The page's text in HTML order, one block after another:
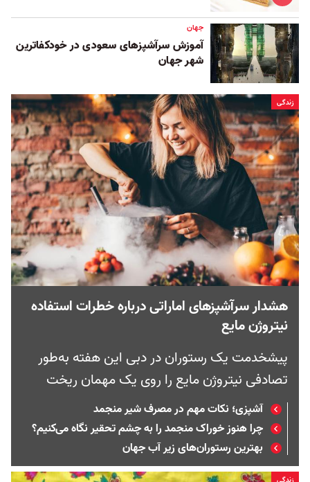
جهان
آموزش سرآشپزهای سعودی در خودکفاترین
شهر جهان
زندگی
هشدار سرآشپزهای اماراتی درباره خطرات استفاده
نیتروژن مایع
پیشخدمت یک رستوران در دبی این هفته به‌طور
تصادفی نیتروژن مایع را روی یک مهمان ریخت
آشپزی؛ نکات مهم در مصرف شیر منجمد
چرا هنوز خوراک منجمد را به چشم تحقیر نگاه می‌کنیم؟
بهترین رستوران‌های زیر آب جهان